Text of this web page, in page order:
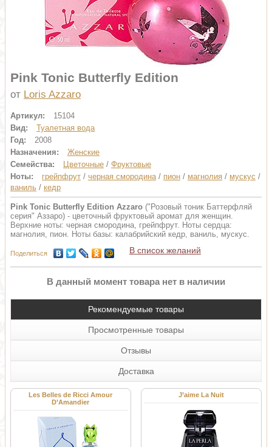
Pink Tonic Butterfly Edition
от Loris Azzaro
Артикул:
15104
Вид:
Туалетная вода
Год:
2008
Назначения:
Женские
Семейства:
Цветочные / Фруктовые
Ноты:
грейпфрут / черная смородина/ пион / магнолия / мускус /
ваниль / кедр
Pink Tonic Butterfly Edition Azzaro ("Розовый тоник Баттерфляй
серия" Аззаро) - цветочный фруктовый аромат для женщин.
Верхние ноты: черная смородина, грейпфрут. Ноты сердца:
магнолия, пион. Ноты базы: калабрийский кедр, ваниль, мускус.
Поделиться В список желаний
В данный момент товара нет в наличии
Рекомендуемые товары
Просмотренные товары
Отзывы
Доставка
Les Belles de Ricci Amour
D’Amandier
J’aime La Nuit